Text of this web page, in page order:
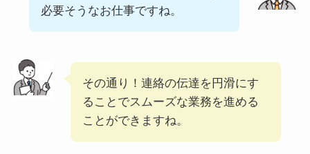
必要そうなお仕事ですね。
その通り！連絡の伝達を円滑にす
ることでスムーズな業務を進める
ことができますね。